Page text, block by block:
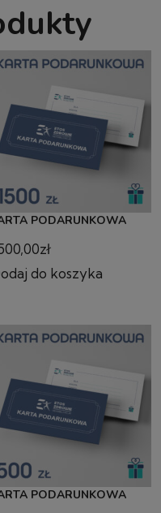
PODARUNKOWA
zł
do koszyka
PODARUNKOWA